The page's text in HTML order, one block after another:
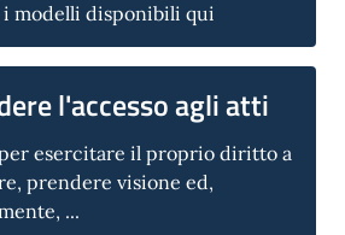
i modelli disponibili qui
l'accesso agli atti
esercitare il proprio diritto a
prendere visione ed,
...